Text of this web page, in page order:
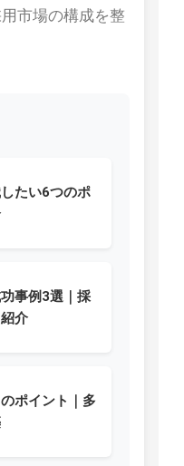
市場の構成を整
たい6つのポ
事例3選｜採
介
ポイント｜多